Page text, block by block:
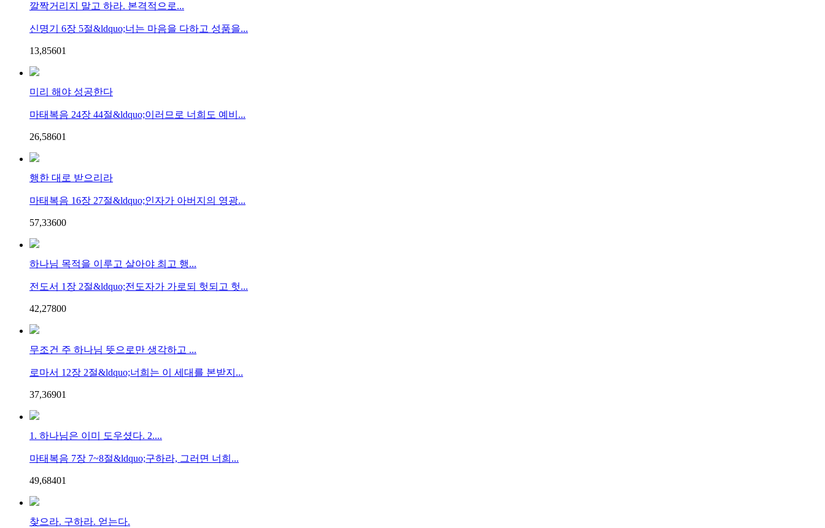
깔짝거리지 말고 하라. 본격적으로...
신명기 6장 5절&ldquo;너는 마음을 다하고 성품을...
13,85601
미리 해야 성공한다
마태복음 24장 44절&ldquo;이러므로 너희도 예비...
26,58601
행한 대로 받으리라
마태복음 16장 27절&ldquo;인자가 아버지의 영광...
57,33600
하나님 목적을 이루고 살아야 최고 행...
전도서 1장 2절&ldquo;전도자가 가로되 헛되고 헛...
42,27800
무조건 주 하나님 뜻으로만 생각하고 ...
로마서 12장 2절&ldquo;너희는 이 세대를 본받지...
37,36901
1. 하나님은 이미 도우셨다. 2....
마태복음 7장 7~8절&ldquo;구하라, 그러면 너희...
49,68401
찾으라. 구하라. 얻는다.